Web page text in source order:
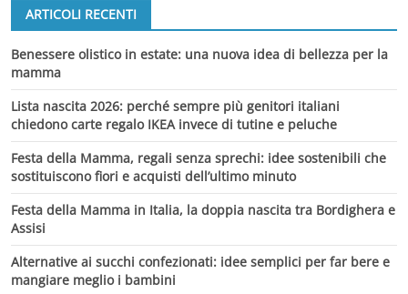
ARTICOLI RECENTI
Benessere olistico in estate: una nuova idea di bellezza per la
mamma
Lista nascita 2026: perché sempre più genitori italiani
chiedono carte regalo IKEA invece di tutine e peluche
Festa della Mamma, regali senza sprechi: idee sostenibili che
sostituiscono fiori e acquisti dell’ultimo minuto
Festa della Mamma in Italia, la doppia nascita tra Bordighera e
Assisi
Alternative ai succhi confezionati: idee semplici per far bere e
mangiare meglio i bambini